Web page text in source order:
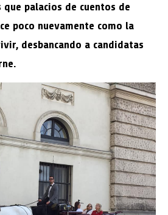
que palacios de cuentos de
poco nuevamente como la
desbancando a candidatas